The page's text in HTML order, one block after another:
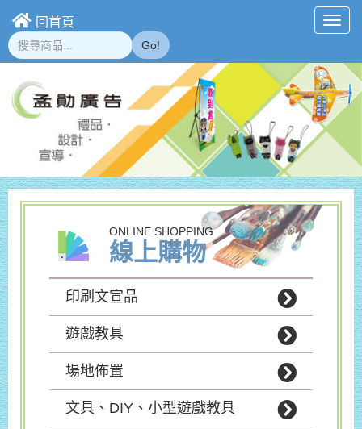
回首頁
Go!
ONLINE SHOPPING
線上購物
印刷文宣品
遊戲教具
場地佈置
文具、DIY、小型遊戲教具